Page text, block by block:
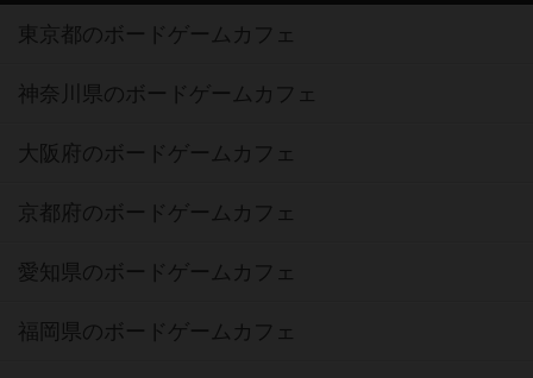
東京都のボードゲームカフェ
神奈川県のボードゲームカフェ
大阪府のボードゲームカフェ
京都府のボードゲームカフェ
愛知県のボードゲームカフェ
福岡県のボードゲームカフェ